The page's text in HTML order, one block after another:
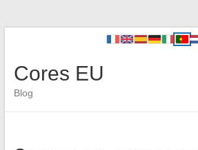
Cores EU
Blog